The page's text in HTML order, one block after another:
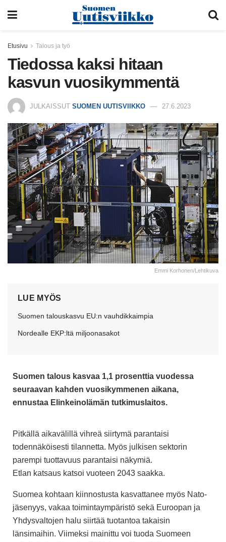
Etusivu Talous ja työ
Tiedossa kaksi hitaan
kasvun vuosikymmentä
JULKAISSUT SUOMEN UUTISVIIKKO 27.6.2023
Emmi Korhonen/Lehtikuva
LUE MYÖS
Suomen talouskasvu EU:n vauhdikkaimpia
Nordealle EKP:ltä miljoonasakot
Suomen talous kasvaa 1,1 prosenttia vuodessa
seuraavan kahden vuosikymmenen aikana,
ennustaa Elinkeinolämän tutkimuslaitos.
Pitkällä aikavälillä vihreä siirtymä parantaisi
todennäköisesti tilannetta. Myös julkisen sektorin
parempi tuottavuus parantaisi näkymiä.
Etlan katsaus katsoi vuoteen 2043 saakka.
Suomea kohtaan kiinnostusta kasvattanee myös Nato-
jäsenyys, vakaa toimintaympäristö sekä Euroopan ja
Yhdysvaltojen halu siirtää tuotantoa takaisin
länsimaihin. Viimeksi mainittu voi tuoda Suomeen